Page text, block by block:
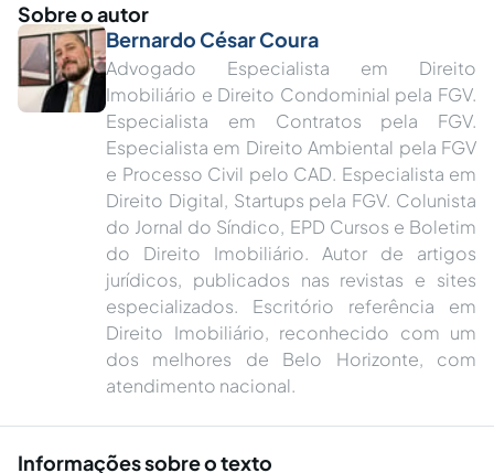
Sobre o autor
Bernardo César Coura
Advogado Especialista em Direito
Imobiliário e Direito Condominial pela FGV.
Especialista em Contratos pela FGV.
Especialista em Direito Ambiental pela FGV
e Processo Civil pelo CAD. Especialista em
Direito Digital, Startups pela FGV. Colunista
do Jornal do Síndico, EPD Cursos e Boletim
do Direito Imobiliário. Autor de artigos
jurídicos, publicados nas revistas e sites
especializados. Escritório referência em
Direito Imobiliário, reconhecido com um
dos melhores de Belo Horizonte, com
atendimento nacional.
Informações sobre o texto